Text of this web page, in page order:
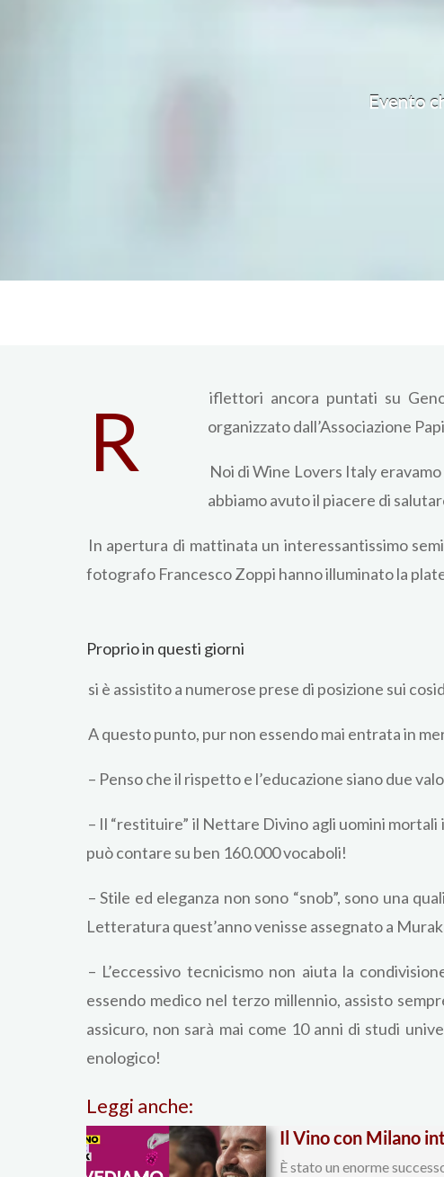
Evento
R
iflettori ancora puntati su
organizzato dall’Associazione
Noi di Wine Lovers Italy
abbiamo avuto il piacere di
In apertura di mattinata un interessantissimo
fotografo Francesco Zoppi hanno illuminato la
Proprio in questi giorni
si è assistito a numerose prese di posizione sui
A questo punto, pur non essendo mai entrata in
– Penso che il rispetto e l’educazione siano due
– Il “restituire” il Nettare Divino agli uomini
può contare su ben 160.000 vocaboli!
– Stile ed eleganza non sono “snob”, sono una
Letteratura quest’anno venisse assegnato a
– L’eccessivo tecnicismo non aiuta la
essendo medico nel terzo millennio, assisto
assicuro, non sarà mai come 10 anni di studi
enologico!
Leggi anche:
Il Vino con Milano
È stato un enorme